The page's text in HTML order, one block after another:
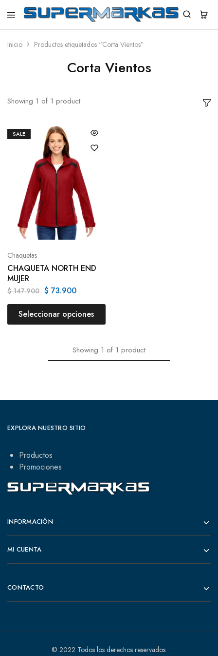
SuperMarkas
Ropa
con
Inicio Productos etiquetados “Corta Vientos”
Corta Vientos
Showing 1 of 1 product
SALE
Chaquetas
CHAQUETA NORTH END
MUJER
$147.900 $ 73.900
Seleccionar opciones
Showing 1 of 1 product
EXPLORA NUESTRO SITIO
Productos
Promociones
INFORMACIÓN
MI CUENTA
CONTACTO
© 2022 Todos los derechos reservados.